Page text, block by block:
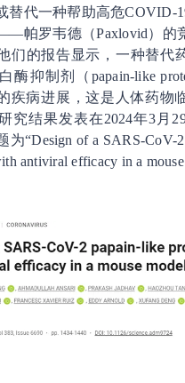
替代一种帮助高危COVID-
帕罗韦德（Paxlovid）的
们的报告显示，一种替
酶抑制剂（papain-like
疾病进展，这是人体药物
究结果发表在2024年3月
为“Design of a SARS-CoV-
antiviral efficacy in a mouse